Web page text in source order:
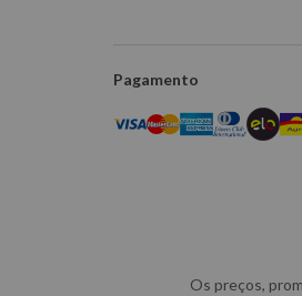
Pagamento
Os preços,